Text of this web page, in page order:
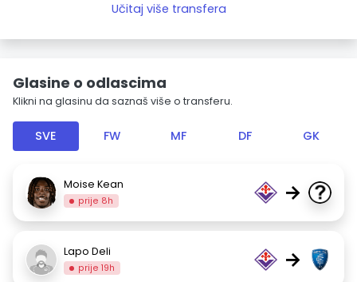
Učitaj više transfera
Glasine o odlascima
Klikni na glasinu da saznaš više o transferu.
SVE FW MF DF GK
Moise Kean
prije 8h →
Lapo Deli
prije 19h →